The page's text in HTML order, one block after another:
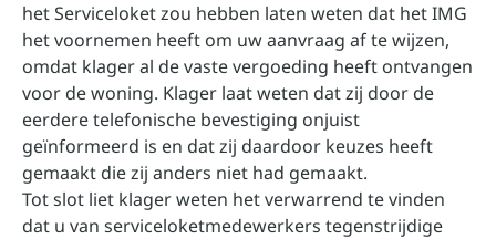
het Serviceloket zou hebben laten weten dat het IMG
het voornemen heeft om uw aanvraag af te wijzen,
omdat klager al de vaste vergoeding heeft ontvangen
voor de woning. Klager laat weten dat zij door de
eerdere telefonische bevestiging onjuist
geïnformeerd is en dat zij daardoor keuzes heeft
gemaakt die zij anders niet had gemaakt.
Tot slot liet klager weten het verwarrend te vinden
dat u van serviceloketmedewerkers tegenstrijdige